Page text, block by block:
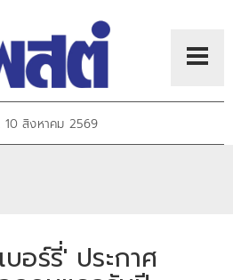
10 สิงหาคม 2569
อร์รี่' ประกาศ